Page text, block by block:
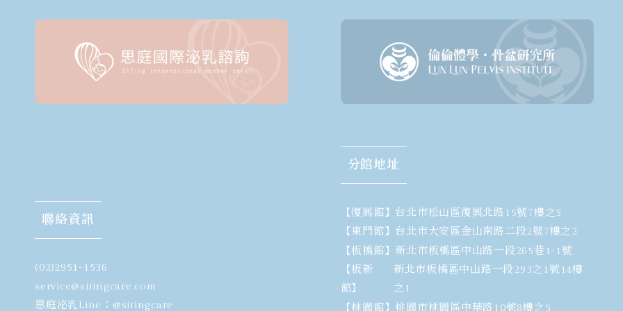
聯絡資訊
(02)2951-1536
​service@sitingcare.com
思庭泌乳Line： @sitingcare
分館地址
【復興館】 台北市松山區復興北路15號7樓之5
【東門館】 台北市大安區金山南路二段2號7樓之2
【板橋館】 新北市板橋區中山路一段265巷1-1號
【板新
館】
新北市板橋區中山路一段293之1號14樓
之1
【桃園館】 桃園市桃園區中華路10號8樓之5